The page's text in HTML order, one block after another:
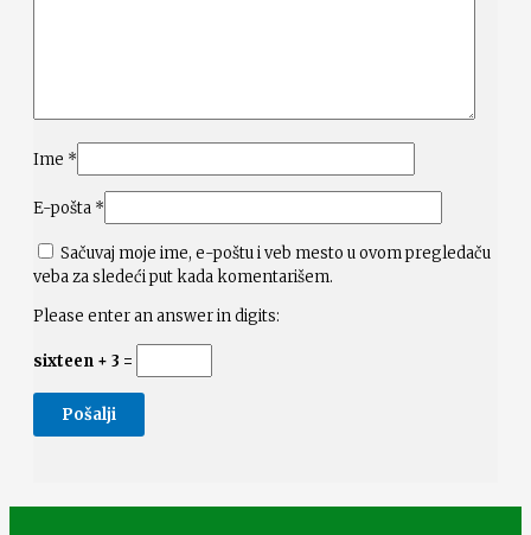
Ime *
E-pošta *
Sačuvaj moje ime, e-poštu i veb mesto u ovom pregledaču
veba za sledeći put kada komentarišem.
Please enter an answer in digits:
sixteen + 3 =